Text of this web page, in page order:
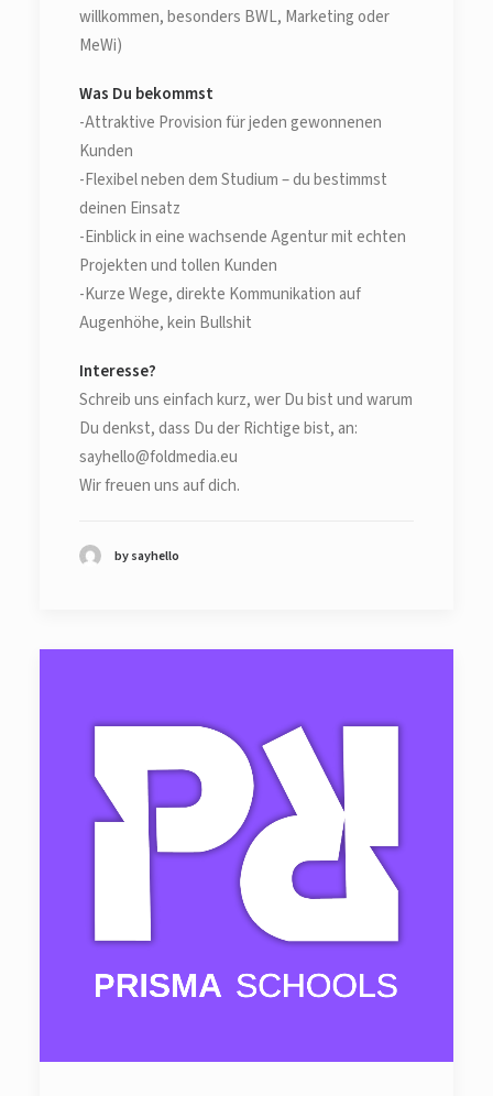
willkommen, besonders BWL, Marketing oder
MeWi)
Was Du bekommst
-Attraktive Provision für jeden gewonnenen
Kunden
-Flexibel neben dem Studium – du bestimmst
deinen Einsatz
-Einblick in eine wachsende Agentur mit echten
Projekten und tollen Kunden
-Kurze Wege, direkte Kommunikation auf
Augenhöhe, kein Bullshit
Interesse?
Schreib uns einfach kurz, wer Du bist und warum
Du denkst, dass Du der Richtige bist, an:
sayhello@foldmedia.eu
Wir freuen uns auf dich.
by sayhello